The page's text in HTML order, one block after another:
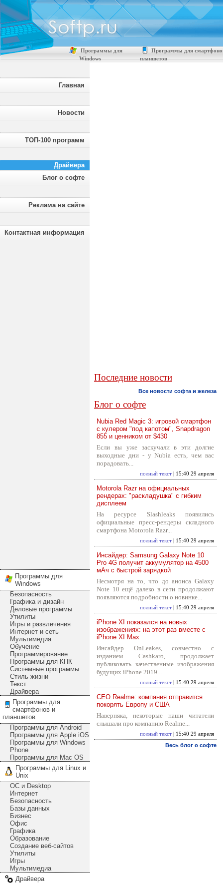
Программы для
Windows
Программы для
планшетов
Главная
Новости
ТОП-100 программ
Драйвера
Блог о софте
Реклама на сайте
Контактная информация
Программы для
Windows
Безопасность
Графика и дизайн
Деловые программы
Утилиты
Игры и развлечения
Интернет и сеть
Мультимедиа
Обучение
Программирование
Программы для КПК
Системные программы
Стиль жизни
Текст
Драйвера
Программы для
смартфонов и
планшетов
Программы для Android
Программы для Apple iOS
Программы для Windows
Phone
Программы для Mac OS
Программы для Linux и
Unix
ОС и Desktop
Интернет
Безопасность
Базы данных
Бизнес
Офис
Графика
Образование
Создание веб-сайтов
Утилиты
Игры
Мультимедиа
Драйвера
Последние новости
Все новости софта и железа
Блог о софте
Nubia Red Magic 3: игровой смартфон
с кулером "под капотом", Snapdragon
855 и ценником от $430
Если вы уже заскучали в эти долгие
выходные дни - у Nubia есть, чем вас
порадовать...
полный текст | 15:40 29 апреля
Motorola Razr на официальных
рендерах: "раскладушка" с гибким
дисплеем
На ресурсе Slashleaks появились
официальные пресс-рендеры складного
смартфона Motorola Razr...
полный текст | 15:40 29 апреля
Инсайдер: Samsung Galaxy Note 10
Pro 4G получит аккумулятор на 4500
мАч с быстрой зарядкой
Несмотря на то, что до анонса Galaxy
Note 10 ещё далеко в сети продолжают
появляются подробности о новинке...
полный текст | 15:40 29 апреля
iPhone XI показался на новых
изображениях: на этот раз вместе с
iPhone XI Max
Инсайдер OnLeakes, совместно с
изданием Cashkaro, продолжает
публиковать качественные изображения
будущих iPhone 2019...
полный текст | 15:40 29 апреля
CEO Realme: компания отправится
покорять Европу и США
Наверняка, некоторые наши читатели
слышали про компанию Realme...
полный текст | 15:40 29 апреля
Весь блог о софте